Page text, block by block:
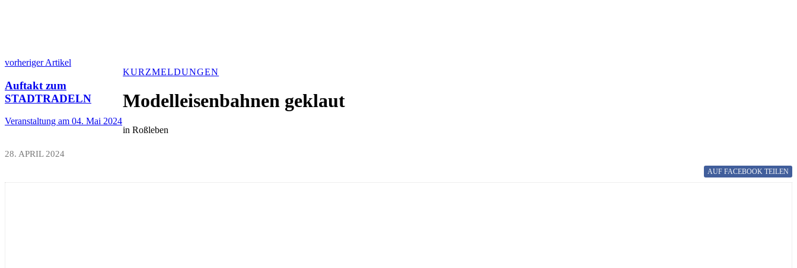
vorheriger Artikel
Auftakt zum
STADTRADELN
Veranstaltung am 04. Mai 2024
KURZMELDUNGEN
Modelleisenbahnen geklaut
in Roßleben
28. APRIL 2024
AUF FACEBOOK TEILEN